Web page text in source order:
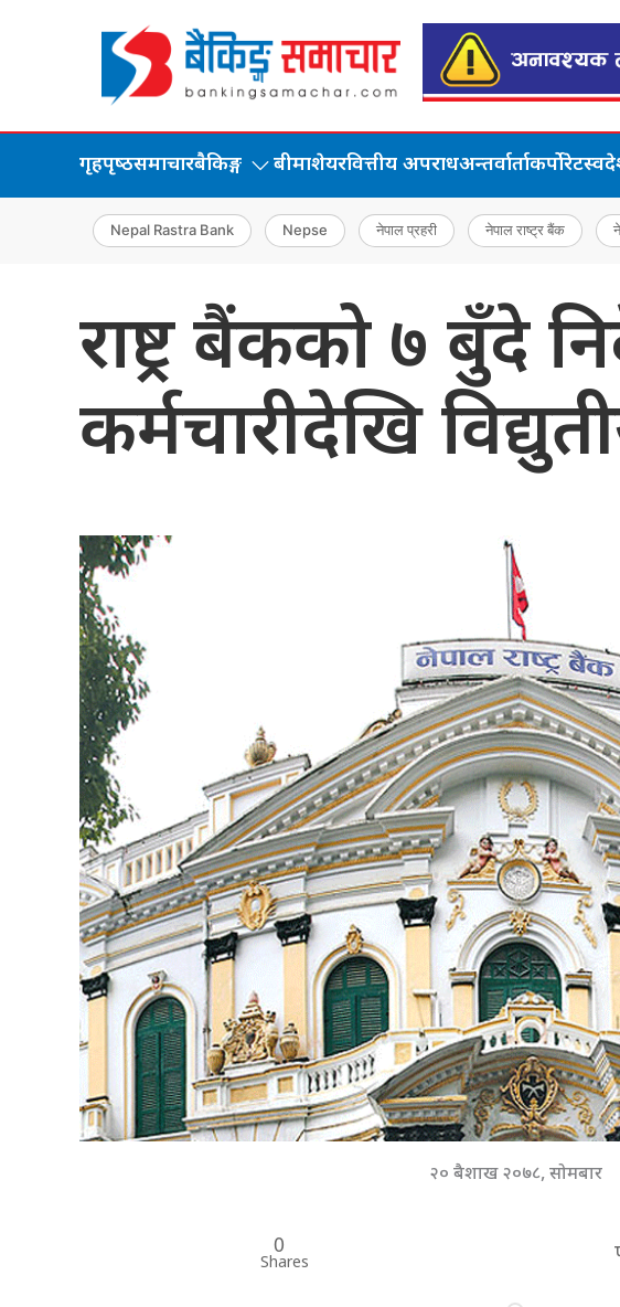
गृहपृष्‍ठसमाचारबैकिङ्ग बीमाशेयरवित्तीय अपराधअन्तर्वार्ताकर्पोरेट
Nepal Rastra Bank Nepse नेपाल प्रहरी नेपाल राष्ट्र बैंक
राष्ट्र बैंकको ७ बुँदे
कर्मचारीदेखि
२० बैशाख २०७८, सोमबार
0
Shares